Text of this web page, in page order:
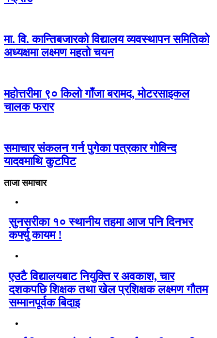
मा. वि. कान्तिबजारको विद्यालय व्यवस्थापन समितिको
अध्यक्षमा लक्ष्मण महतो चयन
महोत्तरीमा ९० किलो गाँजा बरामद, मोटरसाइकल
चालक फरार
समाचार संकलन गर्न पुगेका पत्रकार गोविन्द
यादवमाथि कुटपिट
ताजा समाचार
सुनसरीका १० स्थानीय तहमा आज पनि दिनभर
कर्फ्यु कायम !
एउटै विद्यालयबाट नियुक्ति र अवकाश, चार
दशकपछि शिक्षक तथा खेल प्रशिक्षक लक्ष्मण गौतम
सम्मानपूर्वक बिदाइ